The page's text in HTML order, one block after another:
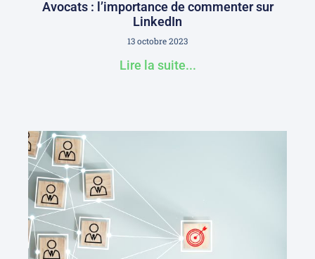
Avocats : l’importance de commenter sur
LinkedIn
13 octobre 2023
Lire la suite...